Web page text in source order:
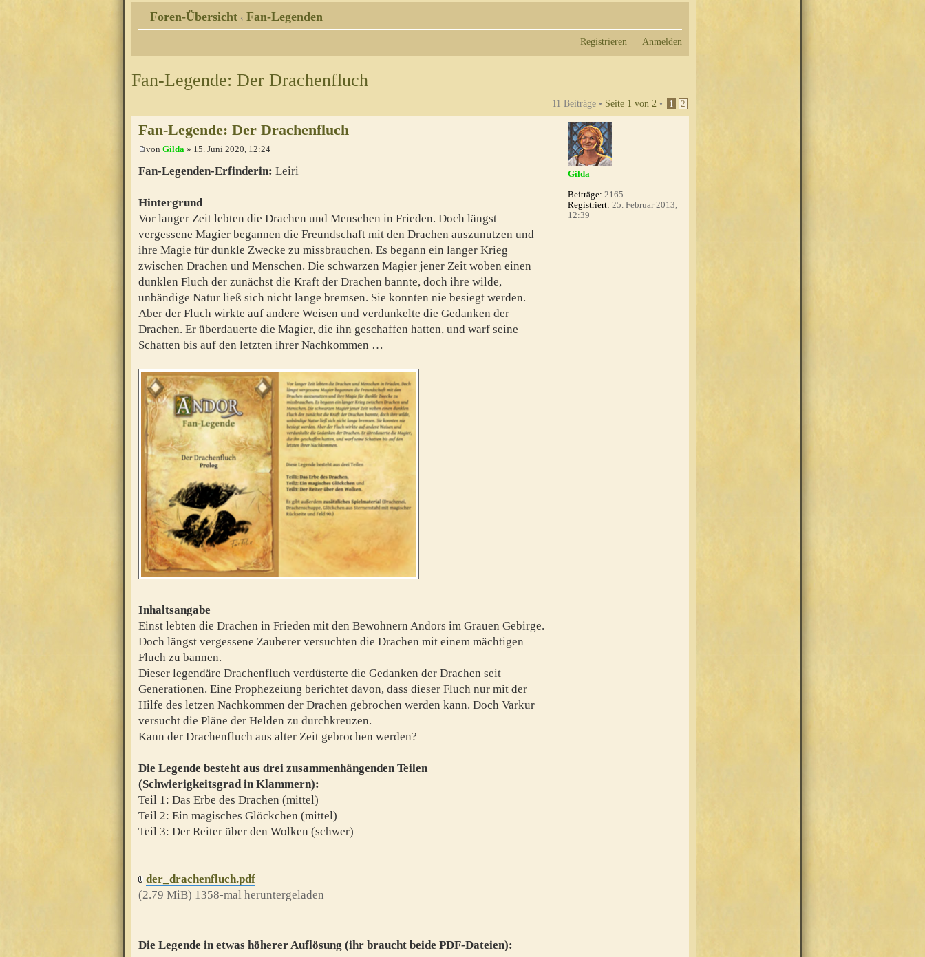
Foren-Übersicht ‹ Fan-Legenden
Registrieren Anmelden
Fan-Legende: Der Drachenfluch
11 Beiträge • Seite 1 von 2 • 1 2
Fan-Legende: Der Drachenfluch
von Gilda » 15. Juni 2020, 12:24
Fan-Legenden-Erfinderin: Leiri
Hintergrund
Vor langer Zeit lebten die Drachen und Menschen in Frieden. Doch längst
vergessene Magier begannen die Freundschaft mit den Drachen auszunutzen und
ihre Magie für dunkle Zwecke zu missbrauchen. Es begann ein langer Krieg
zwischen Drachen und Menschen. Die schwarzen Magier jener Zeit woben einen
dunklen Fluch der zunächst die Kraft der Drachen bannte, doch ihre wilde,
unbändige Natur ließ sich nicht lange bremsen. Sie konnten nie besiegt werden.
Aber der Fluch wirkte auf andere Weisen und verdunkelte die Gedanken der
Drachen. Er überdauerte die Magier, die ihn geschaffen hatten, und warf seine
Schatten bis auf den letzten ihrer Nachkommen …
Inhaltsangabe
Einst lebten die Drachen in Frieden mit den Bewohnern Andors im Grauen Gebirge.
Doch längst vergessene Zauberer versuchten die Drachen mit einem mächtigen
Fluch zu bannen.
Dieser legendäre Drachenfluch verdüsterte die Gedanken der Drachen seit
Generationen. Eine Prophezeiung berichtet davon, dass dieser Fluch nur mit der
Hilfe des letzen Nachkommen der Drachen gebrochen werden kann. Doch Varkur
versucht die Pläne der Helden zu durchkreuzen.
Kann der Drachenfluch aus alter Zeit gebrochen werden?
Die Legende besteht aus drei zusammenhängenden Teilen
(Schwierigkeitsgrad in Klammern):
Teil 1: Das Erbe des Drachen (mittel)
Teil 2: Ein magisches Glöckchen (mittel)
Teil 3: Der Reiter über den Wolken (schwer)
der_drachenfluch.pdf
(2.79 MiB) 1358-mal heruntergeladen
Die Legende in etwas höherer Auflösung (ihr braucht beide PDF-Dateien):
Gilda
Beiträge: 2165
Registriert: 25. Februar 2013,
12:39